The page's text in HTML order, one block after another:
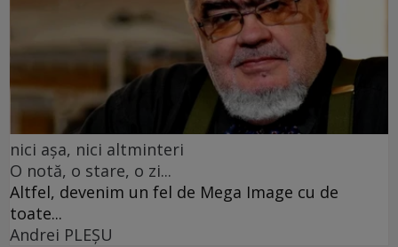
nici așa, nici altminteri
O notă, o stare, o zi...
Altfel, devenim un fel de Mega Image cu de
toate...
Andrei PLEŞU